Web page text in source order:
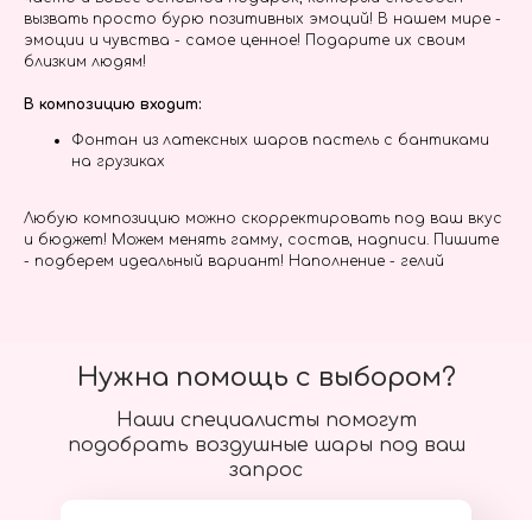
вызвать просто бурю позитивных эмоций! В нашем мире -
эмоции и чувства - самое ценное! Подарите их своим
близким людям!
В композицию входит:
Фонтан из латексных шаров пастель с бантиками
на грузиках
Любую композицию можно скорректировать под ваш вкус
и бюджет! Можем менять гамму, состав, надписи. Пишите
- подберем идеальный вариант! Наполнение - гелий
Наши специалисты помогут
подобрать воздушные шары под ваш
запрос
Нужна помощь с выбором?